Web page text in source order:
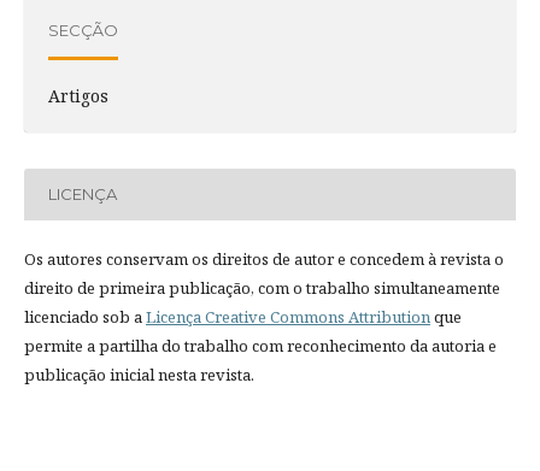
SECÇÃO
Artigos
LICENÇA
Os autores conservam os direitos de autor e concedem à revista o
direito de primeira publicação, com o trabalho simultaneamente
licenciado sob aLicença Creative Commons Attributionque
permite a partilha do trabalho com reconhecimento da autoria e
publicação inicial nesta revista.